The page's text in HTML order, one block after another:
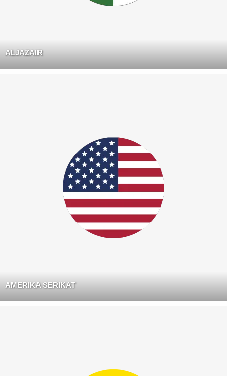
ALJAZAIR
AMERIKA SERIKAT